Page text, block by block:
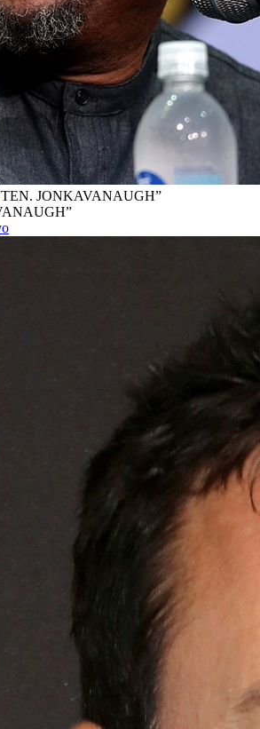
TEN. JONKAVANAUGH”